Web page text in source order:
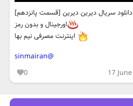
دانلود سريال دیرین دیرین [قسمت پانزدهم]
اورجينال و بدون رمز
اینترنت مصرفی نیم بها
@sinmairan
0
17